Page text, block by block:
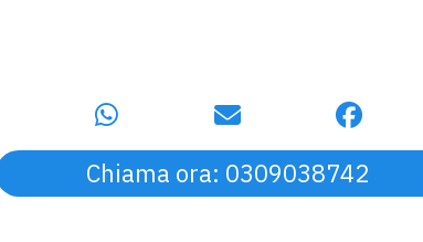
Chiama ora: 0309038742